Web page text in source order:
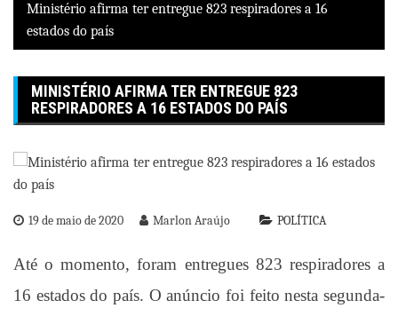
Ministério afirma ter entregue 823 respiradores a 16
estados do país
MINISTÉRIO AFIRMA TER ENTREGUE 823
RESPIRADORES A 16 ESTADOS DO PAÍS
19 de maio de 2020 Marlon Araújo POLÍTICA
Até o momento, foram entregues 823 respiradores a
16 estados do país. O anúncio foi feito nesta segunda-